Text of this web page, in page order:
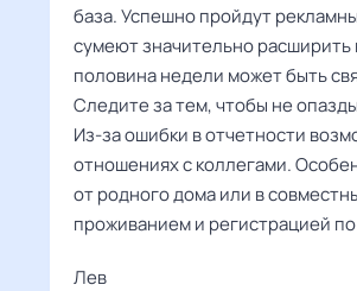
база. Успешно пройдут
сумеют значительно расширить
половина недели может быть
Следите за тем, чтобы не
Из-за ошибки в отчетности
отношениях с коллегами.
от родного дома или в
проживанием и регистрацией
Лев ‌‌